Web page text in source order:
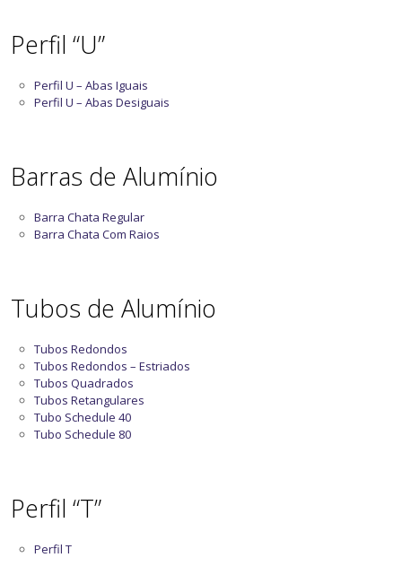
Perfil “U”
Perfil U – Abas Iguais
Perfil U – Abas Desiguais
Barras de Alumínio
Barra Chata Regular
Barra Chata Com Raios
Tubos de Alumínio
Tubos Redondos
Tubos Redondos – Estriados
Tubos Quadrados
Tubos Retangulares
Tubo Schedule 40
Tubo Schedule 80
Perfil “T”
Perfil T